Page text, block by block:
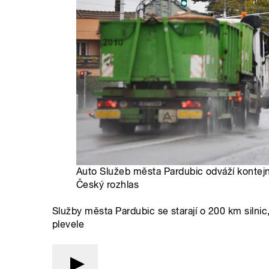
Auto Služeb města Pardubic odváží
Český rozhlas
Služby města Pardubic se starají o 200 km
plevele